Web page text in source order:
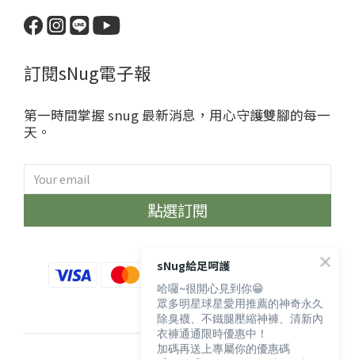
訂閱sNug電子報
第一時間掌握 snug 最新消息，用心守護雙腳的每一
天。
點選訂閱
sNug給足呵護
哈囉~很開心見到你😁
眾多明星球星愛用推薦的神奇永久
除臭襪、不鐵腿壓縮神褲、清新內
衣褲通通限時優惠中！
加碼再送上專屬你的優惠碼